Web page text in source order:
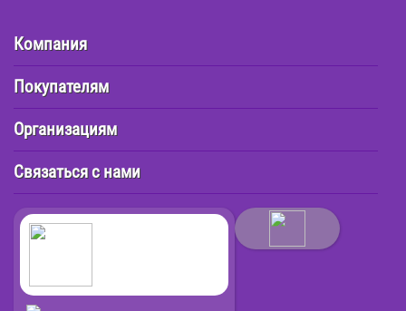
Компания
Покупателям
Организациям
Связаться с нами